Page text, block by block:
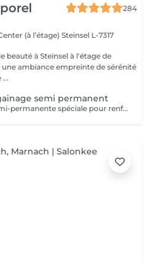
284
(à l’étage) Steinsel L-7317
beauté à Steinsel à l'étage de
une ambiance empreinte de sérénité
semi permanent
Application d'une base semi-permanente spéciale pour renforcer et prolonger la tenue du vernis semi-permanent (En complément d'une manucure avec semi-permanent uniquement)